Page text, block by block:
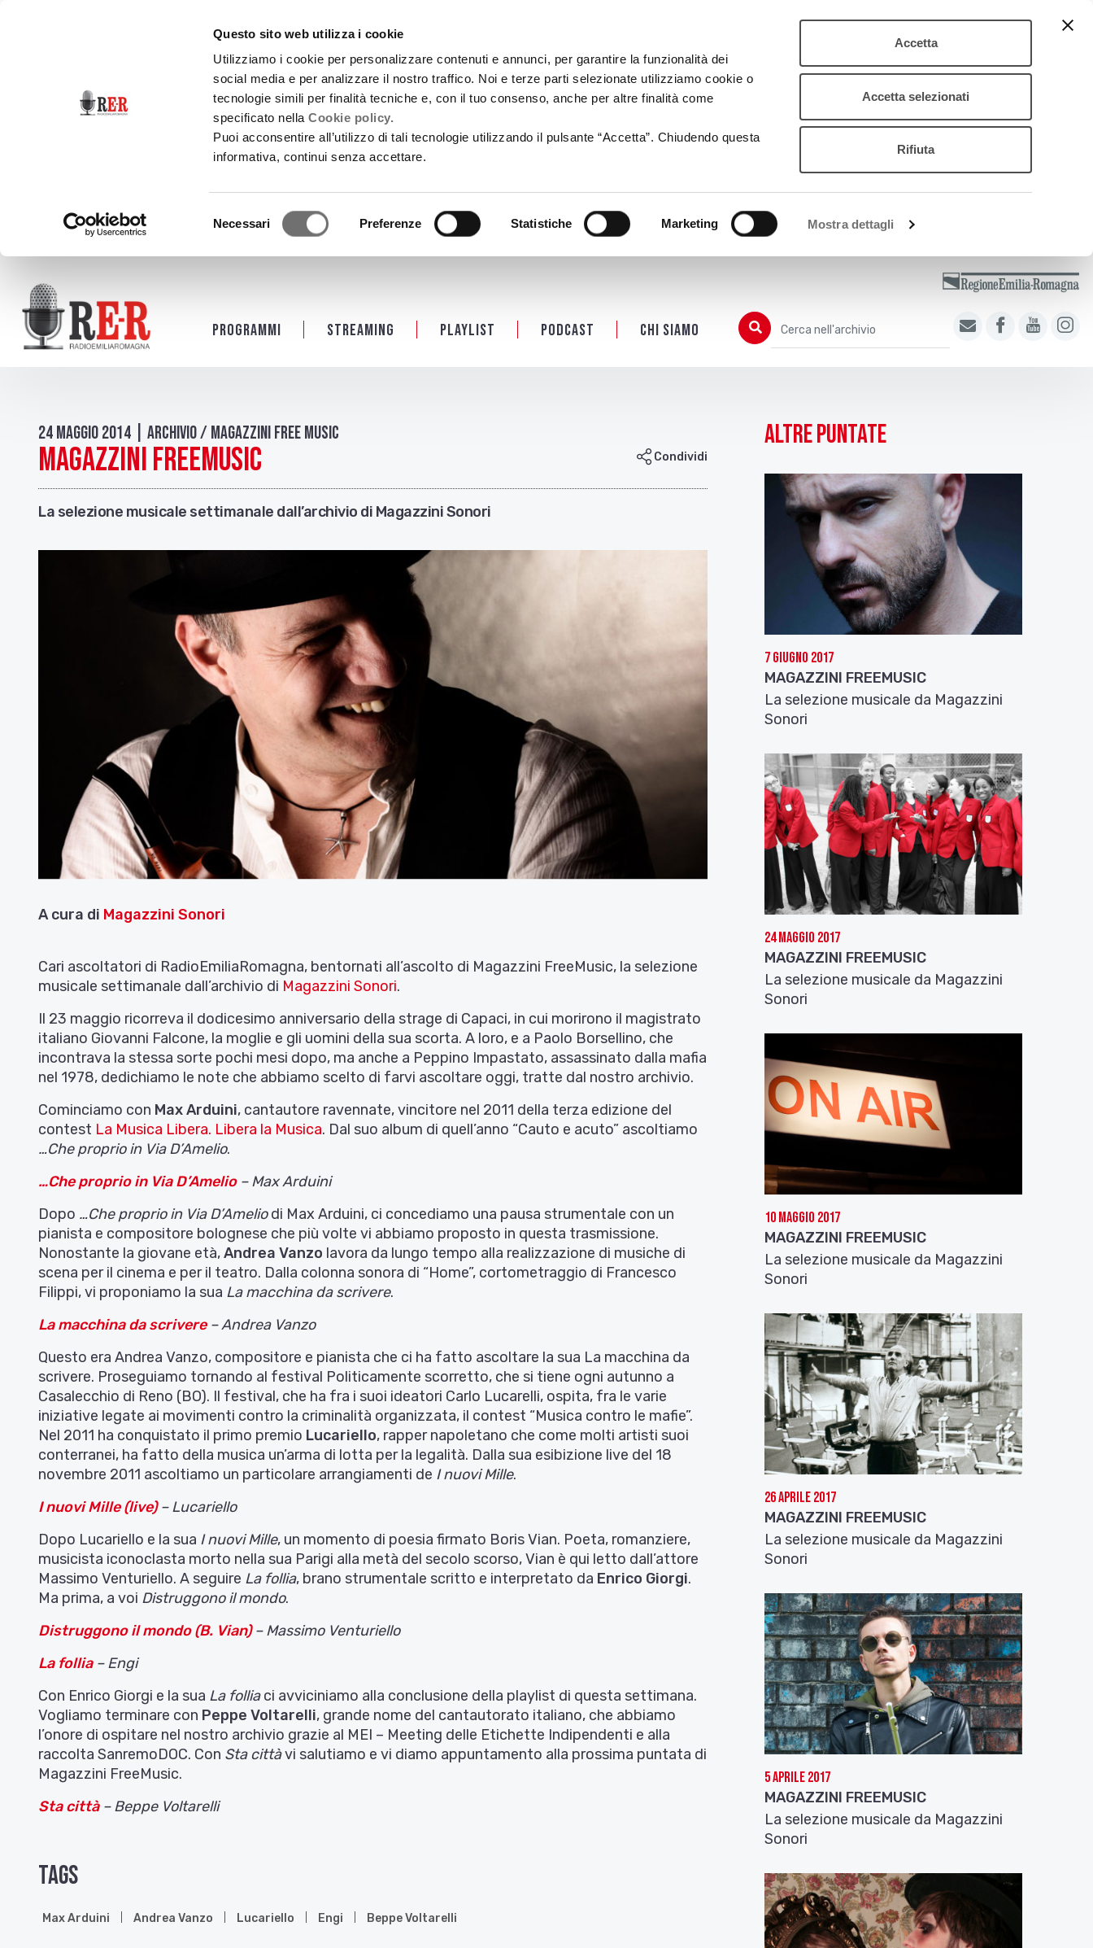
Questo sito web utilizza i cookie
Utilizziamo i cookie per personalizzare contenuti e annunci, per garantire la funzionalità dei
social media e per analizzare il nostro traffico. Noi e terze parti selezionate utilizziamo cookie o
tecnologie simili per finalità tecniche e, con il tuo consenso, anche per altre finalità come
specificato nellaCookie policy.
Puoi acconsentire all’utilizzo di tali tecnologie utilizzando il pulsante “Accetta”. Chiudendo questa
informativa, continui senza accettare.
Necessari Preferenze Statistiche Marketing Mostra dettagli
Accetta
Accetta selezionati
Rifiuta
Programmi Streaming Playlist PODCAST Chi siamo Cerca
Cerca nell'archivio
24 Maggio 2014 | Archivio / Magazzini free music
Magazzini FreeMusic Condividi
La selezione musicale settimanale dall’archivio di Magazzini Sonori
A cura di Magazzini Sonori
Cari ascoltatori di RadioEmiliaRomagna, bentornati all’ascolto di Magazzini FreeMusic, la selezione
musicale settimanale dall’archivio di Magazzini Sonori.
Il 23 maggio ricorreva il dodicesimo anniversario della strage di Capaci, in cui morirono il magistrato
italiano Giovanni Falcone, la moglie e gli uomini della sua scorta. A loro, e a Paolo Borsellino, che
incontrava la stessa sorte pochi mesi dopo, ma anche a Peppino Impastato, assassinato dalla mafia
nel 1978, dedichiamo le note che abbiamo scelto di farvi ascoltare oggi, tratte dal nostro archivio.
Cominciamo con Max Arduini, cantautore ravennate, vincitore nel 2011 della terza edizione del
contest La Musica Libera. Libera la Musica. Dal suo album di quell’anno “Cauto e acuto” ascoltiamo
…Che proprio in Via D’Amelio.
…Che proprio in Via D’Amelio– Max Arduini
Dopo …Che proprio in Via D’Ameliodi Max Arduini, ci concediamo una pausa strumentale con un
pianista e compositore bolognese che più volte vi abbiamo proposto in questa trasmissione.
Nonostante la giovane età,Andrea Vanzo lavora da lungo tempo alla realizzazione di musiche di
scena per il cinema e per il teatro. Dalla colonna sonora di “Home”, cortometraggio di Francesco
Filippi, vi proponiamo la sua La macchina da scrivere.
La macchina da scrivere– Andrea Vanzo
Questo era Andrea Vanzo, compositore e pianista che ci ha fatto ascoltare la sua La macchina da
scrivere. Proseguiamo tornando al festival Politicamente scorretto, che si tiene ogni autunno a
Casalecchio di Reno (BO). Il festival, che ha fra i suoi ideatori Carlo Lucarelli, ospita, fra le varie
iniziative legate ai movimenti contro la criminalità organizzata, il contest “Musica contro le mafie”.
Nel 2011 ha conquistato il primo premio Lucariello, rapper napoletano che come molti artisti suoi
conterranei, ha fatto della musica un’arma di lotta per la legalità. Dalla sua esibizione live del 18
novembre 2011 ascoltiamo un particolare arrangiamenti de I nuovi Mille.
I nuovi Mille (live)– Lucariello
Dopo Lucariello e la sua I nuovi Mille, un momento di poesia firmato Boris Vian. Poeta, romanziere,
musicista iconoclasta morto nella sua Parigi alla metà del secolo scorso, Vian è qui letto dall’attore
Massimo Venturiello. A seguire La follia, brano strumentale scritto e interpretato da Enrico Giorgi.
Ma prima, a voi Distruggono il mondo.
Distruggono il mondo (B. Vian)– Massimo Venturiello
La follia– Engi
Con Enrico Giorgi e la sua La folliaci avviciniamo alla conclusione della playlist di questa settimana.
Vogliamo terminare con Peppe Voltarelli, grande nome del cantautorato italiano, che abbiamo
l’onore di ospitare nel nostro archivio grazie al MEI – Meeting delle Etichette Indipendenti e alla
raccolta SanremoDOC. Con Sta cittàvi salutiamo e vi diamo appuntamento alla prossima puntata di
Magazzini FreeMusic.
Sta città– Beppe Voltarelli
Tags
Max Arduini Andrea Vanzo Lucariello Engi Beppe Voltarelli
Altre puntate
7 Giugno 2017
MAGAZZINI FREEMUSIC
La selezione musicale da Magazzini
Sonori
24 Maggio 2017
MAGAZZINI FREEMUSIC
La selezione musicale da Magazzini
Sonori
10 Maggio 2017
MAGAZZINI FREEMUSIC
La selezione musicale da Magazzini
Sonori
26 Aprile 2017
MAGAZZINI FREEMUSIC
La selezione musicale da Magazzini
Sonori
5 Aprile 2017
MAGAZZINI FREEMUSIC
La selezione musicale da Magazzini
Sonori